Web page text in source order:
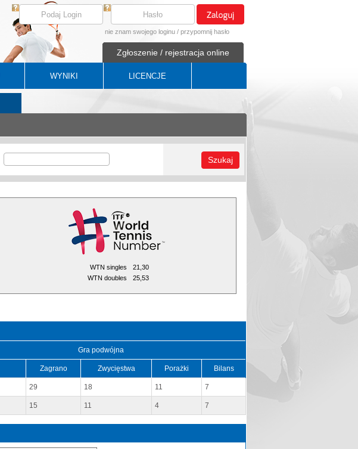
nie znam swojego loginu / przypomnij hasło
Zgłoszenie / rejestracja online
WYNIKI LICENCJE
Szukaj
WTN singles
21,30
WTN doubles
25,53
Gra podwójna
Zagrano Zwycięstwa Porażki Bilans
29 18 11 7
15 11 4 7